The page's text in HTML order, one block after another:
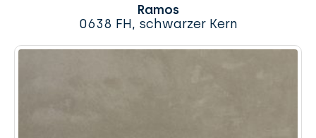
Ramos
0638 FH, schwarzer Kern